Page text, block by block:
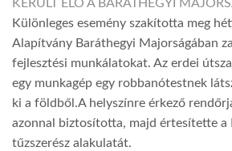
KERÜLT ELŐ A BARÁTHEGYI
Különleges esemény szakította meg
Alapítvány Baráthegyi Majorságában
fejlesztési munkálatokat. Az erdei
egy munkagép egy robbanótestnek
ki a földből.A helyszínre érkező
azonnal biztosította, majd értesítette a
tűzszerész alakulatát.